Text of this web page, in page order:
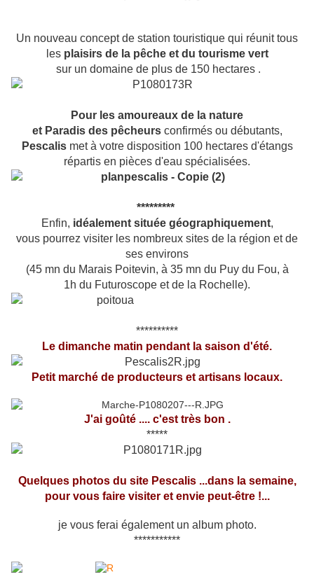
Un nouveau concept de station touristique qui réunit tous
les plaisirs de la pêche et du tourisme vert
sur un domaine de plus de 150 hectares .
Pour les amoureaux de la nature
et Paradis des pêcheursconfirmés ou débutants,
Pescalismet à votre disposition 100 hectares d'étangs
répartis en pièces d'eau spécialisées.
*********
Enfin, idéalement située géographiquement,
vous pourrez visiter les nombreux sites de la région et de
ses environs
(45 mn du Marais Poitevin, à 35 mn du Puy du Fou, à
1h du Futuroscope et de la Rochelle).
**********
Le dimanche matin pendant la saison d'été.
Petit marché de producteurs et artisans locaux.
J'ai goûté .... c'est très bon .
*****
Quelques photos du site Pescalis ...dans la semaine,
pour vous faire visiter et envie peut-être !...
je vous ferai également un album photo.
***********